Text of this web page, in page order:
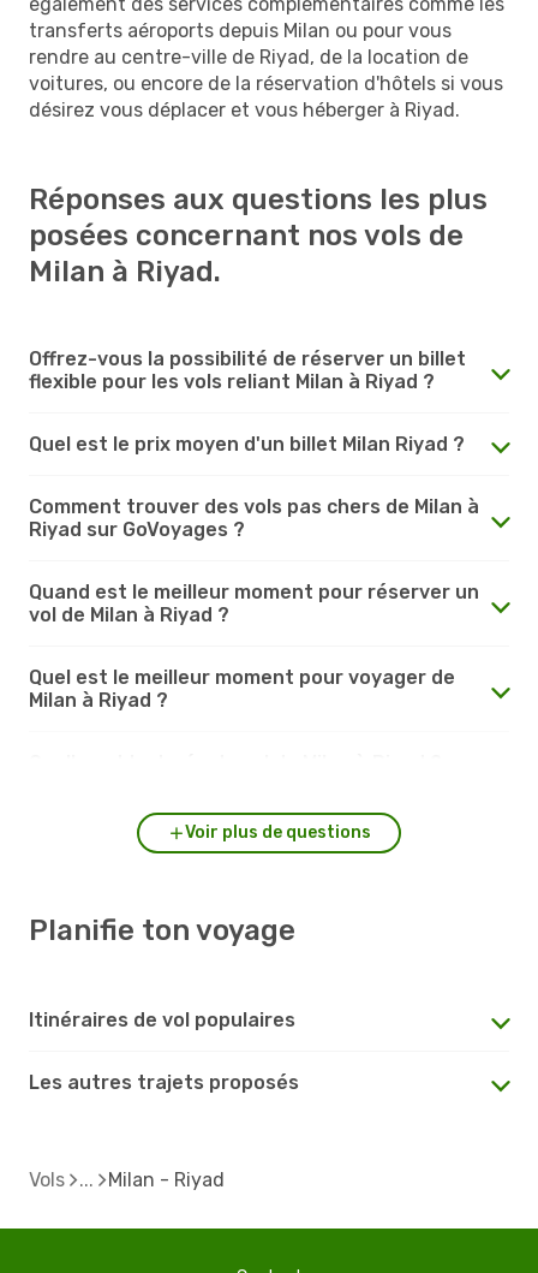
transferts aéroports depuis Milan ou pour vous
rendre au centre-ville de Riyad, de la location de
voitures, ou encore de la réservation d'hôtels si vous
désirez vous déplacer et vous héberger à Riyad.
Réponses aux questions les plus
posées concernant nos vols de
Milan à Riyad.
Offrez-vous la possibilité de réserver un billet
flexible pour les vols reliant Milan à Riyad ?
Quel est le prix moyen d'un billet Milan Riyad ?
Comment trouver des vols pas chers de Milan à
Riyad sur GoVoyages ?
Quand est le meilleur moment pour réserver un
vol de Milan à Riyad ?
Quel est le meilleur moment pour voyager de
Milan à Riyad ?
Voir plus de questions
Planifie ton voyage
Itinéraires de vol populaires
Les autres trajets proposés
Vols Milan - Riyad